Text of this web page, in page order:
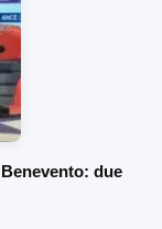
due